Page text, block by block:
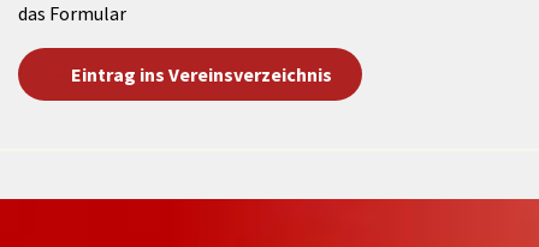
das Formular
Eintrag ins Vereinsverzeichnis